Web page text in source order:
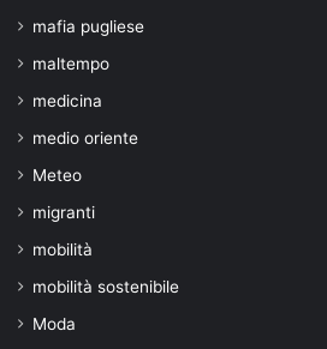
mafia pugliese
maltempo
medicina
medio oriente
Meteo
migranti
mobilità
mobilità sostenibile
Moda